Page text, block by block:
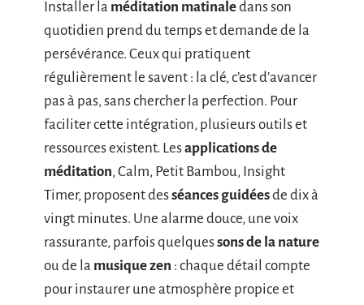
Installer la méditation matinaledans son
quotidien prend du temps et demande de la
persévérance. Ceux qui pratiquent
régulièrement le savent : la clé, c’est d’avancer
pas à pas, sans chercher la perfection. Pour
faciliter cette intégration, plusieurs outils et
ressources existent. Lesapplications de
méditation, Calm, Petit Bambou, Insight
Timer, proposent desséances guidéesde dix à
vingt minutes. Une alarme douce, une voix
rassurante, parfois quelquessons de la nature
ou de la musique zen : chaque détail compte
pour instaurer une atmosphère propice et